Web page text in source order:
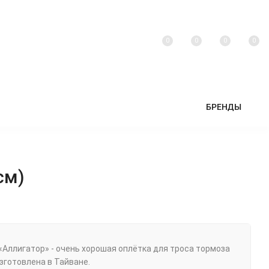
0 0 0 0
БРЕНДЫ
- очень хорошая оплётка для троса тормоза
в Тайване.